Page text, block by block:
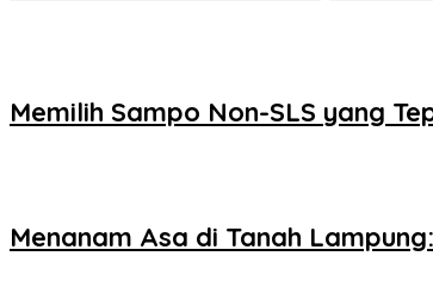
Memilih Sampo Non-SLS yang
Menanam Asa di Tanah